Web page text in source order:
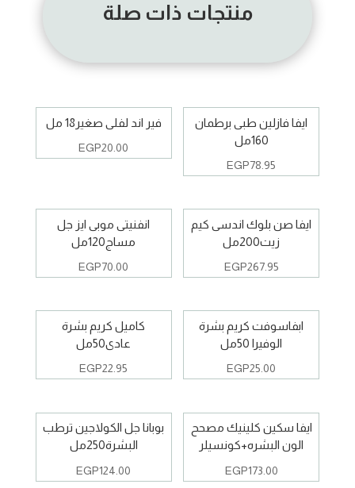
منتجات ذات صلة
ايفا فازلين طبى برطمان
160مل
EGP78.95
فير اند لفلى صغير18 مل
EGP20.00
ايفا صن بلوك اندسى كيم
زيت200مل
EGP267.95
انفنيتى موبى ايز جل
مساج120مل
EGP70.00
ابفاسوفت كريم بشرة
الوفيرا 50مل
EGP25.00
كاميل كريم بشرة
عادى50مل
EGP22.95
ايفا سكين كلينيك مصحح
الون البشره+كونسيلر
EGP173.00
بوبانا جل الكولاجين ترطب
البشرة250مل
EGP124.00